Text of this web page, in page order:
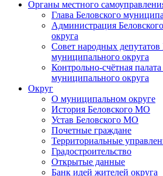
Органы местного
Глава Беловского
Администрация
округа
Совет народных депутатов
муниципального округа
Контрольно-счётная
муниципального округа
Округ
О муниципальном округе
История Беловского МО
Устав Беловского МО
Почетные граждане
Территориальные
Градостроительство
Открытые данные
Банк идей жителей округа